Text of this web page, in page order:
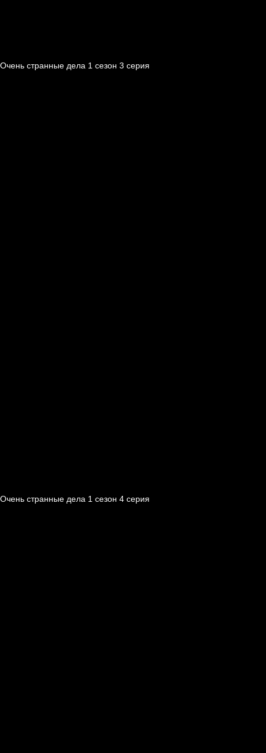
Очень странные дела 1 cезон 3 cерия
Очень странные дела 1 cезон 4 cерия